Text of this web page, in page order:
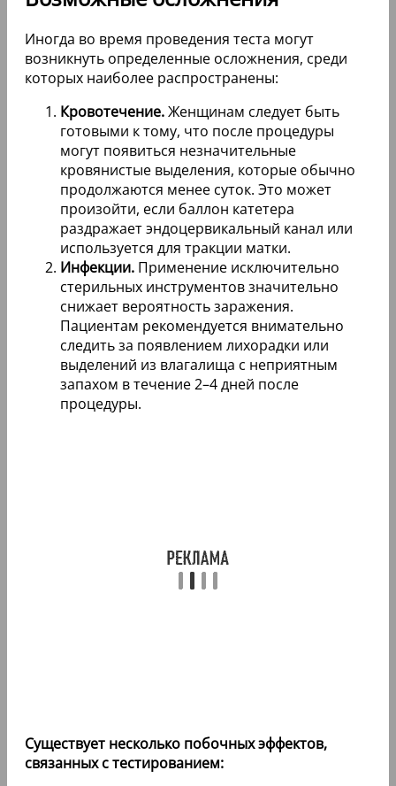
Иногда во время проведения теста могут
возникнуть определенные осложнения, среди
которых наиболее распространены:
Кровотечение.Женщинам следует быть
готовыми к тому, что после процедуры
могут появиться незначительные
кровянистые выделения, которые обычно
продолжаются менее суток. Это может
произойти, если баллон катетера
раздражает эндоцервикальный канал или
используется для тракции матки.
Инфекции. Применение исключительно
стерильных инструментов значительно
снижает вероятность заражения.
Пациентам рекомендуется внимательно
следить за появлением лихорадки или
выделений из влагалища с неприятным
запахом в течение 2–4 дней после
процедуры.
Существует несколько побочных эффектов,
связанных с тестированием: